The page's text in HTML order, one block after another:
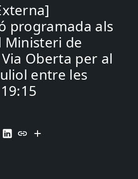
programada als
Ministeri de
Oberta per al
entre les